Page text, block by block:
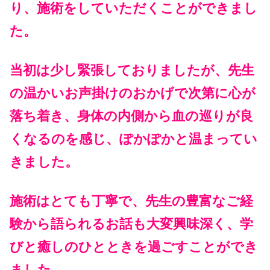
り、施術をしていただくことができまし
た。
当初は少し緊張しておりましたが、先生
の温かいお声掛けのおかげで次第に心が
落ち着き、身体の内側から血の巡りが良
くなるのを感じ、ぽかぽかと温まってい
きました。
施術はとても丁寧で、先生の豊富なご経
験から語られるお話も大変興味深く、学
びと癒しのひとときを過ごすことができ